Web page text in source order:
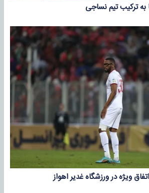
ترکیب تیم نساجی
ویژه در ورزشگاه غدیر اهواز